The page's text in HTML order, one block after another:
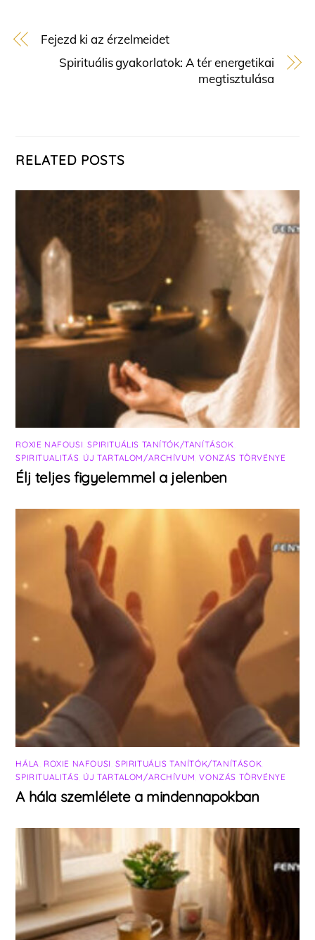
Fejezd ki az érzelmeidet
Spirituális gyakorlatok: A tér energetikai
megtisztulása
RELATED POSTS
ROXIE NAFOUSI ,SPIRITUÁLIS TANÍTÓK/TANÍTÁSOK
SPIRITUALITÁS ÚJ TARTALOM/ARCHÍVUM ,VONZÁS TÖRVÉNYE
Élj teljes figyelemmel a jelenben
HÁLA ROXIE NAFOUSI SPIRITUÁLIS TANÍTÓK/TANÍTÁSOK
SPIRITUALITÁS ÚJ TARTALOM/ARCHÍVUM ,VONZÁS TÖRVÉNYE
A hála szemlélete a mindennapokban